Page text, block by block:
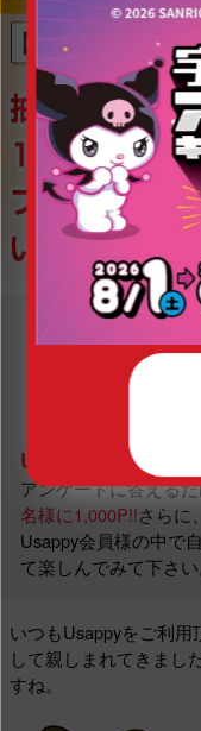
Usappyあなたはど
アンケートに答える
名様に1,000P!!さらに
Usappy会員様の中で
て楽しんでみて下さい
いつもUsappyをご利用
して親しまれてきまし
すね。